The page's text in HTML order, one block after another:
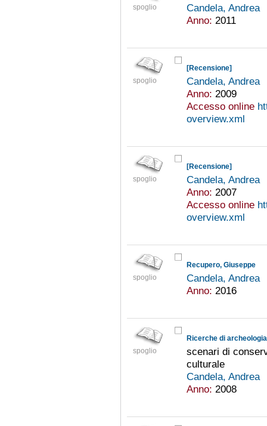
spoglio
Candela, Andrea
Anno: 2011
spoglio
[Recensione]
Candela, Andrea
Anno: 2009
Accesso online
overview.xml
spoglio
[Recensione]
Candela, Andrea
Anno: 2007
Accesso online
overview.xml
spoglio
Recupero, Giuseppe
Candela, Andrea
Anno: 2016
spoglio
scenari di
culturale
Candela, Andrea
Anno: 2008